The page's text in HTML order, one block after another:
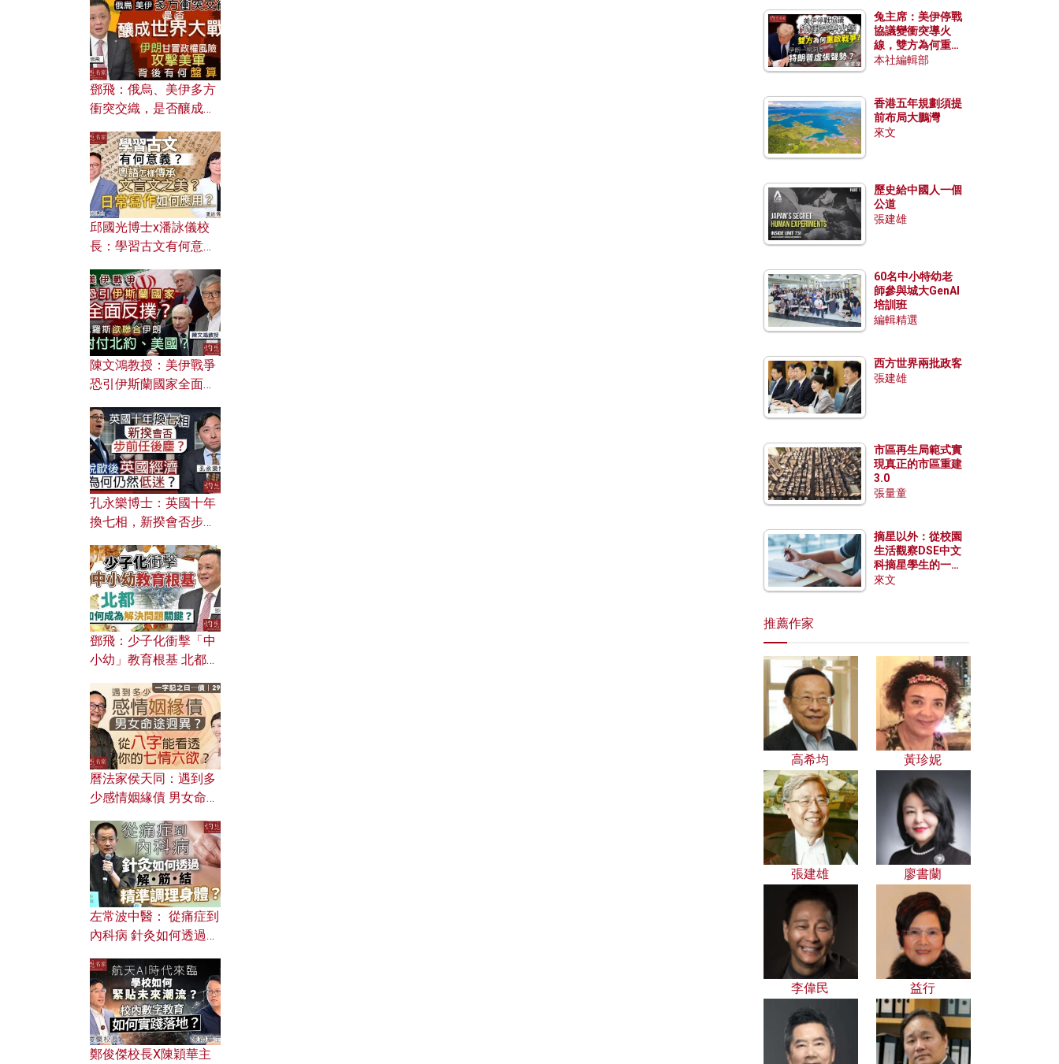
何避免遭AI演算法操
控？
鄧飛：俄烏、美伊多方
衝突交織，是否釀成世
風險攻擊美軍，背後有
何盤算？
邱國光博士x潘詠儀校
長：學習古文有何意
文之美？ 日常寫作如何
應用？
陳文鴻教授：美伊戰爭
恐引伊斯蘭國家全面反
對付北約美國？
孔永樂博士：英國十年
換七相，新揆會否步前
濟為何仍然低迷？
鄧飛：少子化衝擊「中
小幼」教育根基 北都如
曆法家侯天同：遇到多
少感情姻緣債 男女命途
的七情六欲？
左常波中醫： 從痛症到
內科病 針灸如何透過解
鄭俊傑校長X陳穎華主
兔主席：美伊停戰
協議變衝突導火
線，雙方為何重啟
戰爭？伊朗一早洞
本社編輯部
香港五年規劃須提
前布局大鵬灣
來文
歷史給中國人一個
公道
張建雄
60名中小特幼老
師參與城大GenAI
培訓班
編輯精選
西方世界兩批政客
張建雄
市區再生局範式實
現真正的市區重建
3.0
張量童
摘星以外：從校園
生活觀察DSE中文
科摘星學生的一點
特質
來文
推薦作家
高希均 黃珍妮
張建雄 廖書蘭
李偉民 益行